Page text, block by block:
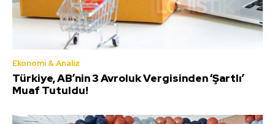
Ekonomi & Analiz
Türkiye, AB’nin 3 Avroluk Vergisinden ‘Şartlı’
Muaf Tutuldu!